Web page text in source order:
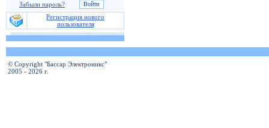
Забыли пароль?
Регистрация нового
пользователя
© Copyright "Бассар Электроникс"
2005 - 2026 г.